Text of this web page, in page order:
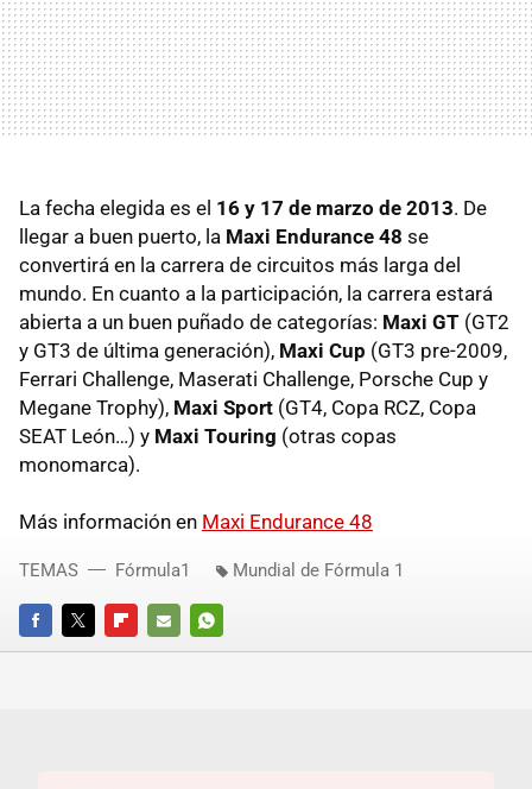
La fecha elegida es el 16 y 17 de marzo de 2013. De
llegar a buen puerto, la Maxi Endurance 48 se
convertirá en la carrera de circuitos más larga del
mundo. En cuanto a la participación, la carrera estará
abierta a un buen puñado de categorías: Maxi GT (GT2
y GT3 de última generación), Maxi Cup (GT3 pre-2009,
Ferrari Challenge, Maserati Challenge, Porsche Cup y
Megane Trophy), Maxi Sport (GT4, Copa RCZ, Copa
SEAT León…) y Maxi Touring (otras copas
monomarca).
Más información en Maxi Endurance 48
FACEBOOKTWITTERFLIPBOARD
E-
WHATSAPP
TEMAS Fórmula1 Mundial de Fórmula 1